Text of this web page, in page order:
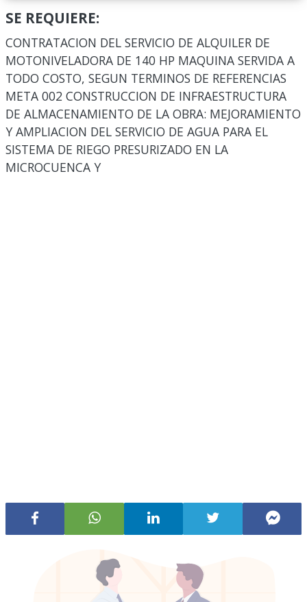
SE REQUIERE:
CONTRATACION DEL SERVICIO DE ALQUILER DE
MOTONIVELADORA DE 140 HP MAQUINA SERVIDA A
TODO COSTO, SEGUN TERMINOS DE REFERENCIAS
META 002 CONSTRUCCION DE INFRAESTRUCTURA
DE ALMACENAMIENTO DE LA OBRA: MEJORAMIENTO
Y AMPLIACION DEL SERVICIO DE AGUA PARA EL
SISTEMA DE RIEGO PRESURIZADO EN LA
MICROCUENCA Y